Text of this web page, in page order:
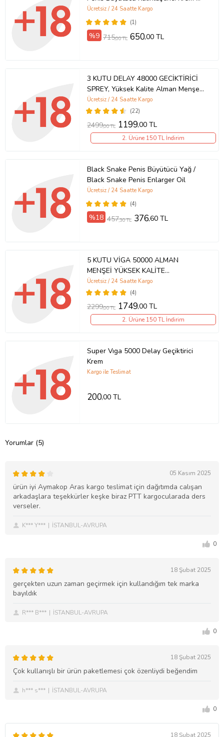
Yanında Xir 3xEffect Spray 60 ml
Erkeğe Özel Kaldırıcı Sertleştirici
Geciktirici Sprey
(1)
Ücretsiz / 24 Saatte Kargo
%9 715,00 TL 650,00 TL
3 KUTU DELAY 48000 GECİKTİRİCİ
SPREY, Yüksek Kalite Alman Menşei
Delay Sprey- Aynı Gün Kargo Teslim
(22)
Ücretsiz / 24 Saatte Kargo
2499,00 TL 1199,00 TL
2. Ürüne 150 TL İndirim
Black Snake Penis Büyütücü Yağ /
Black Snake Penis Enlarger Oil
(4)
Ücretsiz / 24 Saatte Kargo
%18 457,30 TL 376,60 TL
5 KUTU VİGA 50000 ALMAN
MENŞEİ YÜKSEK KALİTE
GECİKTİRİCİ KREM- PREMİUM
QUALTY HEDİYELİ ÜRÜN %100
ORJİNAL
(4)
Ücretsiz / 24 Saatte Kargo
2299,00 TL 1749,00 TL
2. Ürüne 150 TL İndirim
Super Vıga 5000 Delay Geçiktirici
Krem
Kargo ile Teslimat
200,00 TL
Yorumlar (5)
05 Kasım 2025
ürün iyi Aymakop Aras kargo teslimat için dağıtımda calışan
arkadaşlara teşekkürler keşke biraz PTT kargocularada ders
verseler.
K*** Y*** İSTANBUL-AVRUPA
0
18 Şubat 2025
gerçekten uzun zaman geçirmek için kullandığım tek marka
bayıldık
R*** B*** İSTANBUL-AVRUPA
0
18 Şubat 2025
Çok kullanışlı bir ürün paketlemesi çok özenliydi beğendim
h*** s*** İSTANBUL-AVRUPA
0
18 Şubat 2025